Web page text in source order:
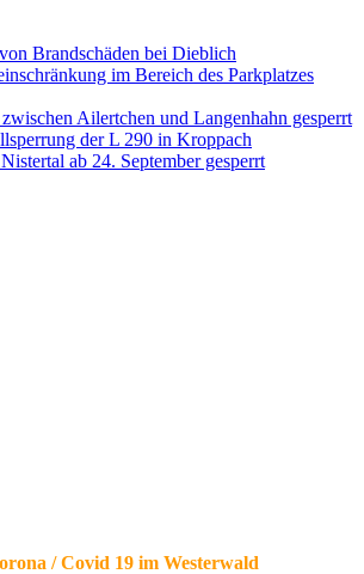
Brandschäden bei Dieblich
im Bereich des Parkplatzes
Ailertchen und Langenhahn gesperrt
der L 290 in Kroppach
ab 24. September gesperrt
/ Covid 19 im Westerwald